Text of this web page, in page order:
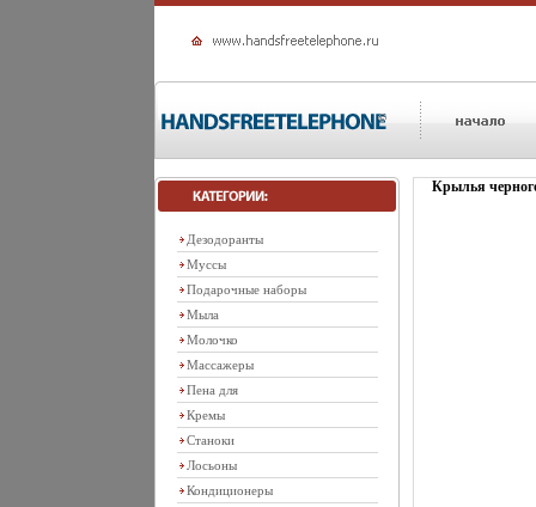
Дезодоранты
Муссы
Подарочные наборы
Мыла
Молочко
Массажеры
Пена для
Кремы
Станоки
Лосьоны
Кондиционеры
Крылья